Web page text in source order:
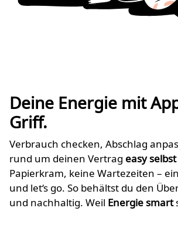
Deine Energie mit
Griff.
Verbrauch checken, Abschlag
rund um deinen Vertrag easy
Papierkram, keine Wartezeiten –
und let‘s go. So behältst du den
und nachhaltig. Weil Energie smart